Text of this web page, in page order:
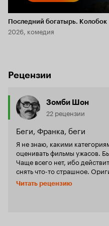
Последний богатырь. Колобок
2026, комедия
Рецензии
Зомби Шон
22 рецензии
Беги, Франка, беги
Я не знаю, какими
оценивать фильмы ужасов.
Чаще всего нет, ибо
снять что-то страшное.
сюжета? Увольте, этот пункт
Работа оператора и т.д.?
Читать рецензию